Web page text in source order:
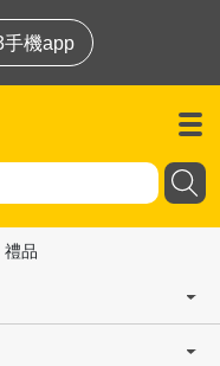
手機app
禮品